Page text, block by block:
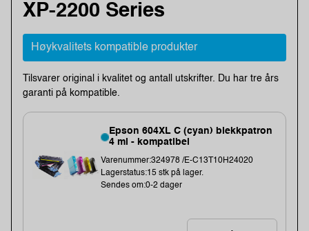
XP-2200 Series
Høykvalitets kompatible produkter
Tilsvarer original i kvalitet og antall utskrifter. Du har tre års
garanti på kompatible.
Epson 604XL C (cyan) blekkpatron
4 ml - kompatibel
Varenummer:324978 /E-C13T10H24020
Lagerstatus:15 stk på lager.
Sendes om:0-2 dager